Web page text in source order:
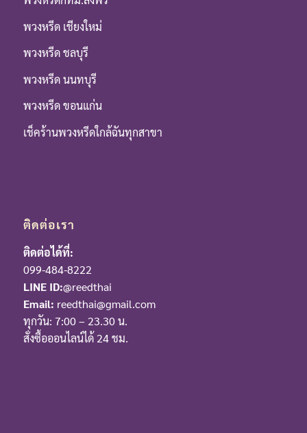
พวงหรีด เชียงใหม่
พวงหรีด ชลบุรี
พวงหรีด นนทบุรี
พวงหรีด ขอนแก่น
เช็คร้านพวงหรีดใกล้ฉันทุกสาขา
ติดต่อเรา
ติดต่อได้ที่:
099-484-8222
LINE ID:@reedthai
Email: reedthai@gmail.com
ทุกวัน: 7:00 – 23.30 น.
สั่งซื้อออนไลน์ได้ 24 ชม.